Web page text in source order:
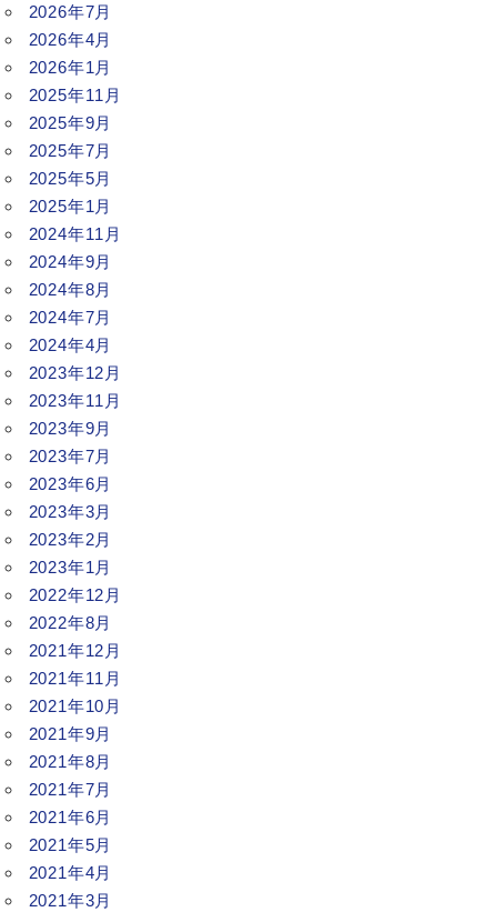
2026年7月
2026年4月
2026年1月
2025年11月
2025年9月
2025年7月
2025年5月
2025年1月
2024年11月
2024年9月
2024年8月
2024年7月
2024年4月
2023年12月
2023年11月
2023年9月
2023年7月
2023年6月
2023年3月
2023年2月
2023年1月
2022年12月
2022年8月
2021年12月
2021年11月
2021年10月
2021年9月
2021年8月
2021年7月
2021年6月
2021年5月
2021年4月
2021年3月